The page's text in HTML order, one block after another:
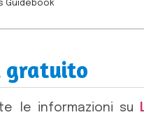
Guidebook
gratuito
le informazioni su